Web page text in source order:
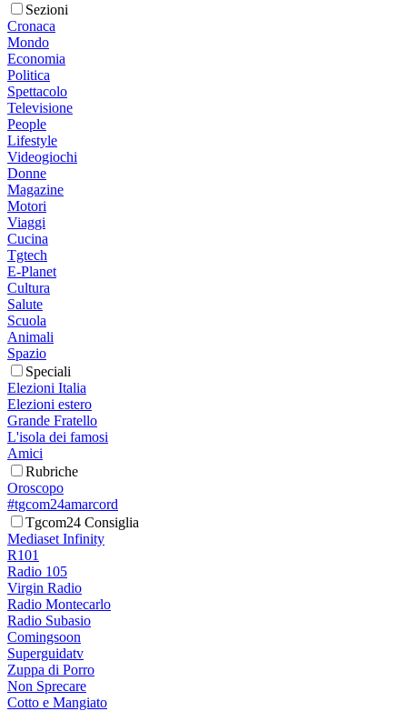
Sezioni
Cronaca
Mondo
Economia
Politica
Spettacolo
Televisione
People
Lifestyle
Videogiochi
Donne
Magazine
Motori
Viaggi
Cucina
Tgtech
E-Planet
Cultura
Salute
Scuola
Animali
Spazio
Speciali
Elezioni Italia
Elezioni estero
Grande Fratello
L'isola dei famosi
Amici
Rubriche
Oroscopo
#tgcom24amarcord
Tgcom24 Consiglia
Mediaset Infinity
R101
Radio 105
Virgin Radio
Radio Montecarlo
Radio Subasio
Comingsoon
Superguidatv
Zuppa di Porro
Non Sprecare
Cotto e Mangiato